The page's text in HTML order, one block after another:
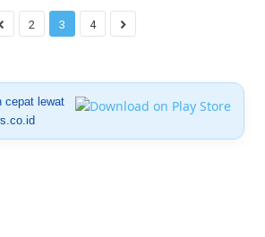
2 3 4
cepat lewat